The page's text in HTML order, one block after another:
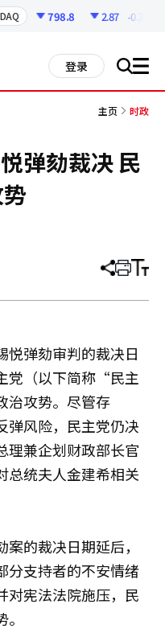
798.8 2.87 -0.36%
登录 搜 all
主页 时政
弹劾裁决 民
分
章
打 调
小
悦弹劾审判的裁决日
党（以下简称“民主
治攻势。尽管存
风险，民主党仍决
理兼企划财政部长官
总统夫人金建希相关
的裁决日期延后，
分支持者的不安情绪
对宪法法院施压，民